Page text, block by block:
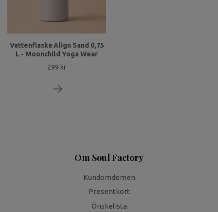
Vattenflaska Align Sand 0,75
L - Moonchild Yoga Wear
299 kr
Om Soul Factory
Kundomdömen
Presentkort
Önskelista